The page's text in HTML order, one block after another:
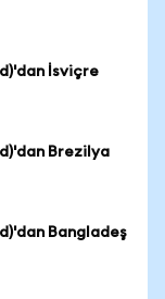
İsviçre
Brezilya
Bangladeş